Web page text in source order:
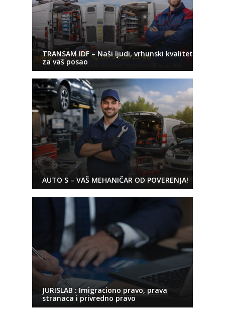
TRANSAM IDF – Naši ljudi, vrhunski kvalitet
za vaš posao
AUTO S – VAŠ MEHANIČAR OD POVERENJA!
JURISLAB : Imigraciono pravo, prava
stranaca i privredno pravo